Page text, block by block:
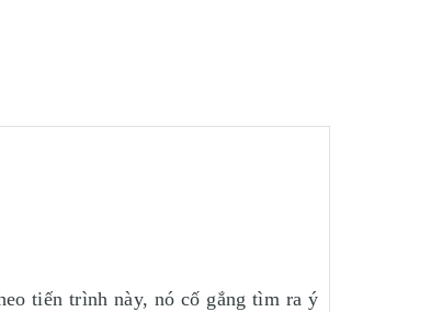
tiến trình này, nó cố gắng tìm ra ý